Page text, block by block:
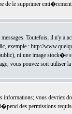
le supprimer
Toutefois, il n'y a
exemple : http://
ni une image stock�e
vous pouvez soit
informations; vous devriez
des permissions